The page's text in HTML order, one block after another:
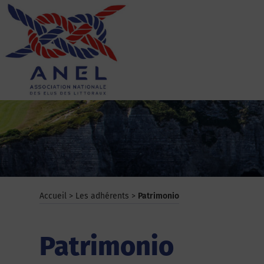
Aller
contenu
ANEL
Accueil > Les adhérents > Patrimonio
Patrimonio